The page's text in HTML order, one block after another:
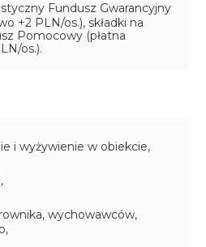
Fundusz Gwarancyjny
+2 PLN/os.), składki na
Pomocowy (płatna
os.).
i wyżywienie w obiekcie,
wychowawców,